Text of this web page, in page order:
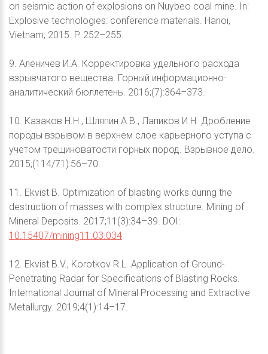
on seismic action of explosions on Nuybeo coal mine. In:
Explosive technologies: conference materials. Hanoi,
Vietnam; 2015. P. 252–255.
9. Аленичев И.А. Корректировка удельного расхода
взрывчатого вещества. Горный информационно-
аналитический бюллетень. 2016;(7):364–373.
10. Казаков Н.Н., Шляпин А.В., Лапиков И.Н. Дробление
породы взрывом в верхнем слое карьерного уступа с
учетом трещиноватости горных пород. Взрывное дело.
2015;(114/71):56–70.
11. Ekvist B. Optimization of blasting works during the
destruction of masses with complex structure. Mining of
Mineral Deposits. 2017;11(3):34–39. DOI:
10.15407/mining11.03.034
12. Ekvist B.V., Korotkov R.L. Application of Ground-
Penetrating Radar for Specifications of Blasting Rocks.
International Journal of Mineral Processing and Extractive
Metallurgy. 2019;4(1):14–17.